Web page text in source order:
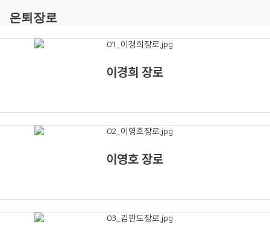
은퇴장로
이경희 장로
이영호 장로